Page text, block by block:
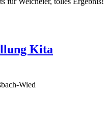
Kita
Wied